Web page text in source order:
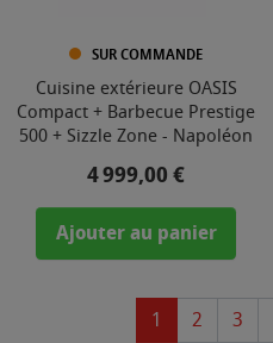
SUR COMMANDE
Cuisine extérieure OASIS
Compact + Barbecue Prestige
500 + Sizzle Zone - Napoléon
Prix
4 999,00 €
Ajouter au panier
1 2 3